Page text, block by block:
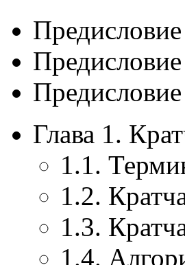
Глава 1.
1.1.
1.2.
1.3.
1.4.